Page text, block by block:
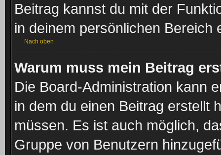
Beitrag kannst du mit der
in deinem persönlichen Bereich
Nach oben
Warum muss mein Beitrag
Die Board-Administration kann
in dem du einen Beitrag erstellt
müssen. Es ist auch möglich,
Gruppe von Benutzern